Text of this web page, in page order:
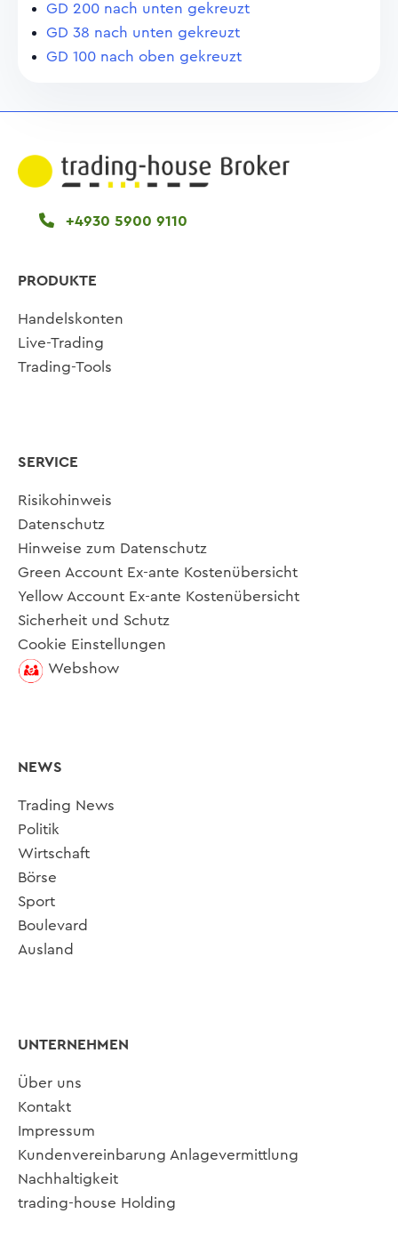
GD 200 nach unten gekreuzt
GD 38 nach unten gekreuzt
GD 100 nach oben gekreuzt
+4930 5900 9110
PRODUKTE
Handelskonten
Live-Trading
Trading-Tools
SERVICE
Risikohinweis
Datenschutz
Hinweise zum Datenschutz
Green Account Ex-ante Kostenübersicht
Yellow Account Ex-ante Kostenübersicht
Sicherheit und Schutz
Cookie Einstellungen
Webshow
NEWS
Trading News
Politik
Wirtschaft
Börse
Sport
Boulevard
Ausland
UNTERNEHMEN
Über uns
Kontakt
Impressum
Kundenvereinbarung Anlagevermittlung
Nachhaltigkeit
trading-house Holding